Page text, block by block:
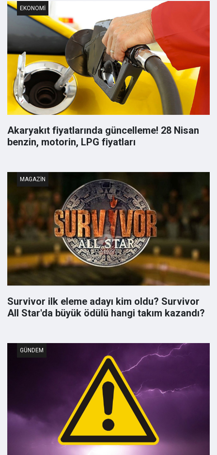
Akaryakıt fiyatlarında güncelleme! 28 Nisan
benzin, motorin, LPG fiyatları
EKONOMI
Survivor ilk eleme adayı kim oldu? Survivor
All Star'da büyük ödülü hangi takım kazandı?
MAGAZIN
GÜNDEM